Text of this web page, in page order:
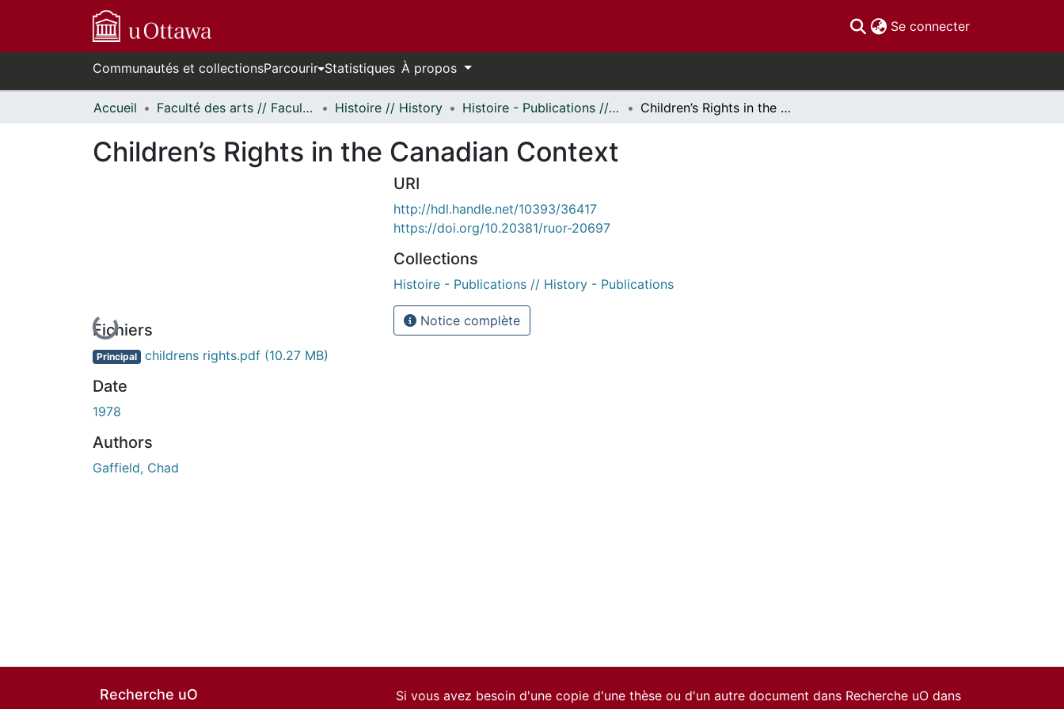
Se connecter(current)
Communautés et collectionsParcourir Statistiques À propos
Accueil Faculté des arts // Faculty of Arts Histoire // History Histoire - Publications // History - Publications Children’s Rights in the Canadian Context
Children’s Rights in the Canadian Context
En cours de chargement...
Fichiers
Principal childrens rights.pdf (10.27 MB)
Date
1978
Authors
Gaffield, Chad
URI
http://hdl.handle.net/10393/36417
https://doi.org/10.20381/ruor-20697
Collections
Histoire - Publications // History - Publications
Notice complète
Recherche uO
Si vous avez besoin d'une copie d'une thèse ou d'un autre document dans Recherche uO dans